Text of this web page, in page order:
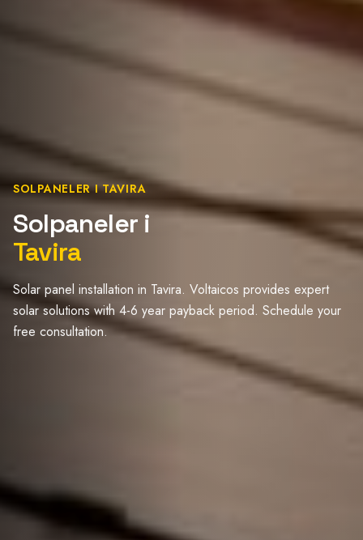
SOLPANELER I TAVIRA
Solpaneler i
Tavira
Solar panel installation in Tavira. Voltaicos provides expert
solar solutions with 4-6 year payback period. Schedule your
free consultation.